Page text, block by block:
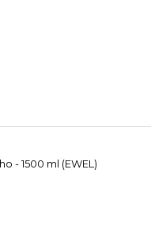
- 1500 ml (EWEL)